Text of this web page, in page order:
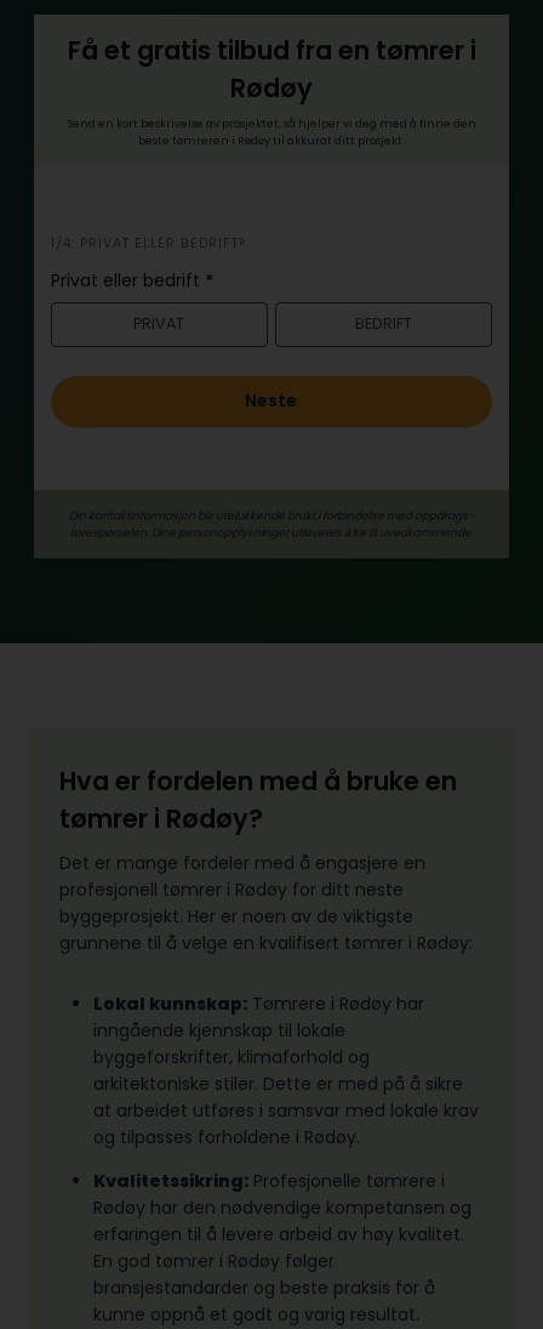
Få et gratis tilbud fra en tømrer i
Rødøy
Send en kort beskrivelse av prosjektet, så hjelper vi deg med å finne den
beste tømreren i Rødøy til akkurat ditt prosjekt.
i
n
n
o
d
1/4: PRIVAT ELLER BEDRIFT?
Privat eller bedrift *
PRIVAT BEDRIFT
Neste
Din kontaktinformasjon blir utelukkende brukt i forbindelse med oppdrags­
forespørselen. Dine person­­opplysninger utleveres ikke til uvedkommende.
Hva er fordelen med å bruke en
tømrer i Rødøy?
Det er mange fordeler med å engasjere en
profesjonell tømrer i Rødøy for ditt neste
byggeprosjekt. Her er noen av de viktigste
grunnene til å velge en kvalifisert tømrer i Rødøy:
Lokal kunnskap: Tømrere i Rødøy har
inngående kjennskap til lokale
byggeforskrifter, klimaforhold og
arkitektoniske stiler. Dette er med på å sikre
at arbeidet utføres i samsvar med lokale krav
og tilpasses forholdene i Rødøy.
Kvalitetssikring: Profesjonelle tømrere i
Rødøy har den nødvendige kompetansen og
erfaringen til å levere arbeid av høy kvalitet.
En god tømrer i Rødøy følger
bransjestandarder og beste praksis for å
kunne oppnå et godt og varig resultat.